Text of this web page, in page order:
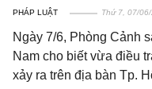
PHÁP LUẬT Thứ 7, 07/
Ngày 7/6, Phòng Cảnh
Nam cho biết vừa điều
xảy ra trên địa bàn Tp.